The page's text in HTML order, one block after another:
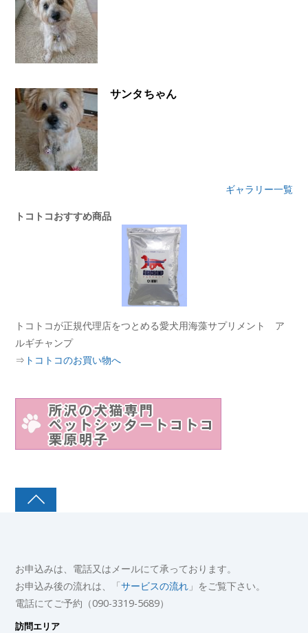
サンタちゃん
ギャラリー一覧
トコトコおすすめ商品
トコトコが正規代理店をつとめる愛犬用海藻サプリメント ア
ルギチャンプ
⇒ トコトコのお買い物へ
お申込みは、電話又はメールにて承っております。
お申込み後の流れは、「サービスの流れ 」をご覧下さい。
電話にてご予約（090-3319-5689）
訪問エリア